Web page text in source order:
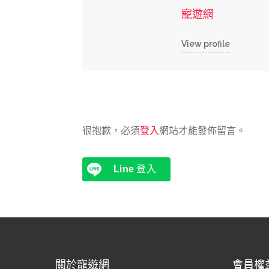
寵遊網
View profile
很抱歉，必須登入網站才能發佈留言。
Line 登入
關於寵遊網 會員權